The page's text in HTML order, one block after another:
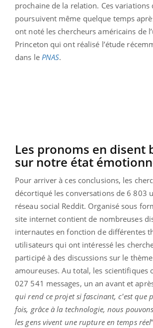
prochaine de la relation. Ces variations
poursuivent même quelque temps
ont noté les chercheurs américains de
Princeton qui ont réalisé l’étude
dans le PNAS.
Les pronoms en disent
sur notre état
Pour arriver à ces conclusions, les
décortiqué les conversations de 6 803
réseau social Reddit. Organisé sous
site internet contient de nombreuses
internautes en fonction de différentes
utilisateurs qui ont intéressé les
participé à des discussions sur le
amoureuses. Au total, les scientifiques
027 541 messages, un an avant et
qui rend ce projet si fascinant, c'est que
fois, grâce à la technologie, nous
les gens vivent une rupture en temps réel